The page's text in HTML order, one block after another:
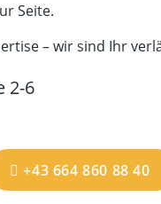
Seite.
– wir sind Ihr
2-6
+43 664 860 88 40